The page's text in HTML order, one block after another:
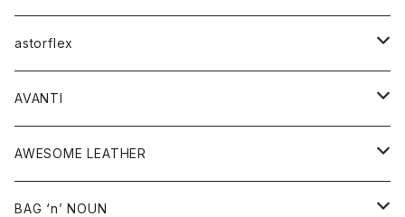
スカート
バッグ
シューズ
アクセサリー
その他雑貨
コート
ジャケット
トップス
ベスト
シャツ
ワンピース
ボトム
スカート
グッズ
アクセサリー
ウォレット
バッグ
astorflex
グッズ
靴
AVANTI
シャツ
AWESOME LEATHER
アウター
BAG ‘n’ NOUN